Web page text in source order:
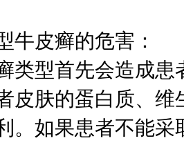
皮癣的危害：
型首先会造成患
皮肤的蛋白质、
。如果患者不能